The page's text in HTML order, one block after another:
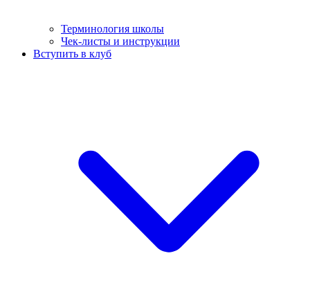
Терминология школы
Чек-листы и инструкции
Вступить в клуб